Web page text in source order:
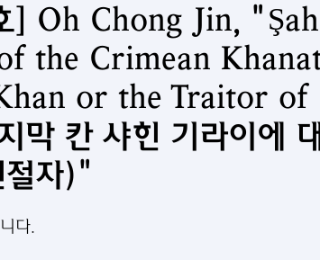
] Oh Chong Jin,
the Crimean
or the Traitor of
막 칸 샤힌 기라이에
절자)"
다.